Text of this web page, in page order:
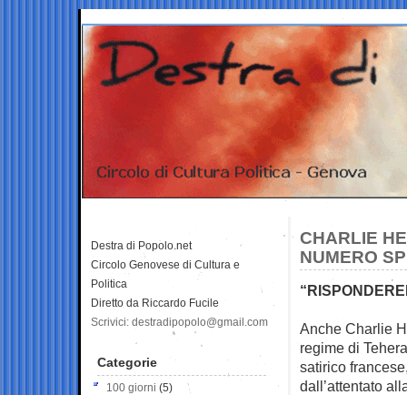
CHARLIE
NUMERO
Anche Charlie
regime di
satirico
dall’attentato
Destra di Popolo.net
Circolo Genovese di Cultura e
Politica
Diretto da Riccardo Fucile
Scrivici: destradipopolo@gmail.com
Categorie
100 giorni (5)